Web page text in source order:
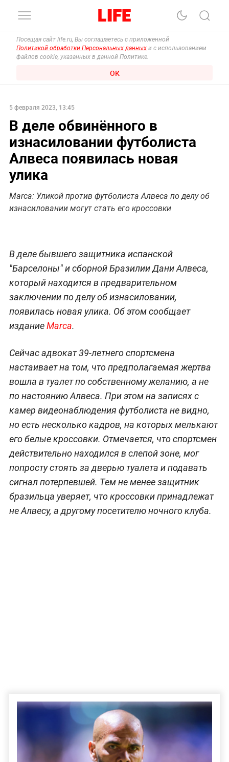
Посещая сайт life.ru, Вы соглашаетесь с приложенной
Политикой обработки Персональных данных и с использованием
файлов cookie, указанных в данной Политике.
ОК
5 февраля 2023, 13:45
В деле обвинённого в
изнасиловании футболиста
Алвеса появилась новая
улика
Marca: Уликой против футболиста Алвеса по делу об
изнасиловании могут стать его кроссовки
В деле бывшего защитника испанской
"Барселоны" и сборной Бразилии Дани Алвеса,
который находится в предварительном
заключении по делу об изнасиловании,
появилась новая улика. Об этом сообщает
изданиеMarca.
Сейчас адвокат 39-летнего спортсмена
настаивает на том, что предполагаемая жертва
вошла в туалет по собственному желанию, а не
по настоянию Алвеса. При этом на записях с
камер видеонаблюдения футболиста не видно,
но есть несколько кадров, на которых мелькают
его белые кроссовки. Отмечается, что спортсмен
действительно находился в слепой зоне, мог
попросту стоять за дверью туалета и подавать
сигнал потерпевшей. Тем не менее защитник
бразильца уверяет, что кроссовки принадлежат
не Алвесу, а другому посетителю ночного клуба.